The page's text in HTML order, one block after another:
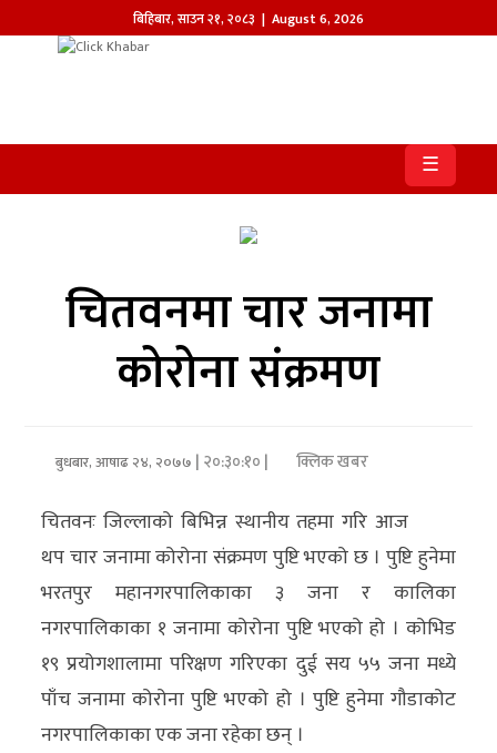
बिहिबार,साउन२१,२०८३ | August 6, 2026
खबर
समाज
आजको
पत्रिका
अर्थ/
वाणिज्य
मनाेरञ्जन
विज्ञान
प्रविधि
☰
चितवनमा चार जनामा
कोरोना संक्रमण
बुधबार, आषाढ २४, २०७७ | २०:३०:१० | क्लिक खबर
चितवनः जिल्लाको बिभिन्न स्थानीय तहमा गरि आज
थप चार जनामा कोरोना संक्रमण पुष्टि भएको छ । पुष्टि हुनेमा
भरतपुर महानगरपालिकाका ३ जना र कालिका
नगरपालिकाका १ जनामा कोरोना पुष्टि भएको हो । कोभिड
१९ प्रयोगशालामा परिक्षण गरिएका दुई सय ५५ जना मध्ये
पाँच जनामा कोरोना पुष्टि भएको हो । पुष्टि हुनेमा गौडाकोट
नगरपालिकाका एक जना रहेका छन् ।